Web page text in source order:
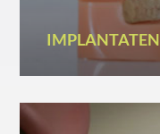
IMPLANTATEN